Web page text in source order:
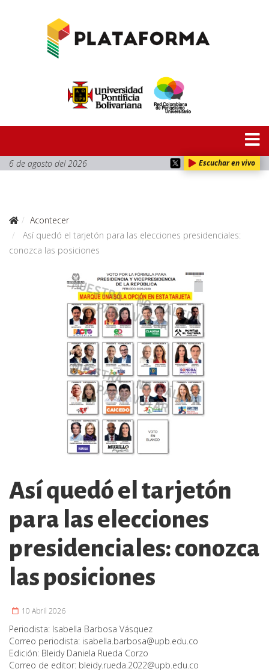
6 de agosto del 2026 Escuchar en vivo
Acontecer
Así quedó el tarjetón para las elecciones presidenciales:
conozca las posiciones
Así quedó el tarjetón
para las elecciones
presidenciales: conozca
las posiciones
10 Abril 2026
Periodista: Isabella Barbosa Vásquez
Correo periodista: isabella.barbosa@upb.edu.co
Edición: Bleidy Daniela Rueda Corzo
Correo de editor: bleidy.rueda.2022@upb.edu.co